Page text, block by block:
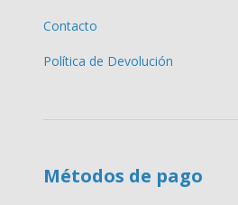
Contacto
Política de Devolución
Métodos de pago